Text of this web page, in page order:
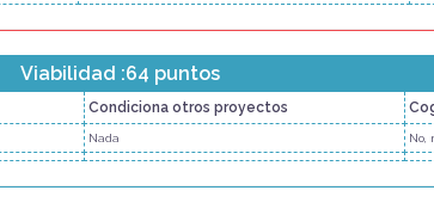
Viabilidad :64 puntos
Condiciona otros proyectos
Nada No,